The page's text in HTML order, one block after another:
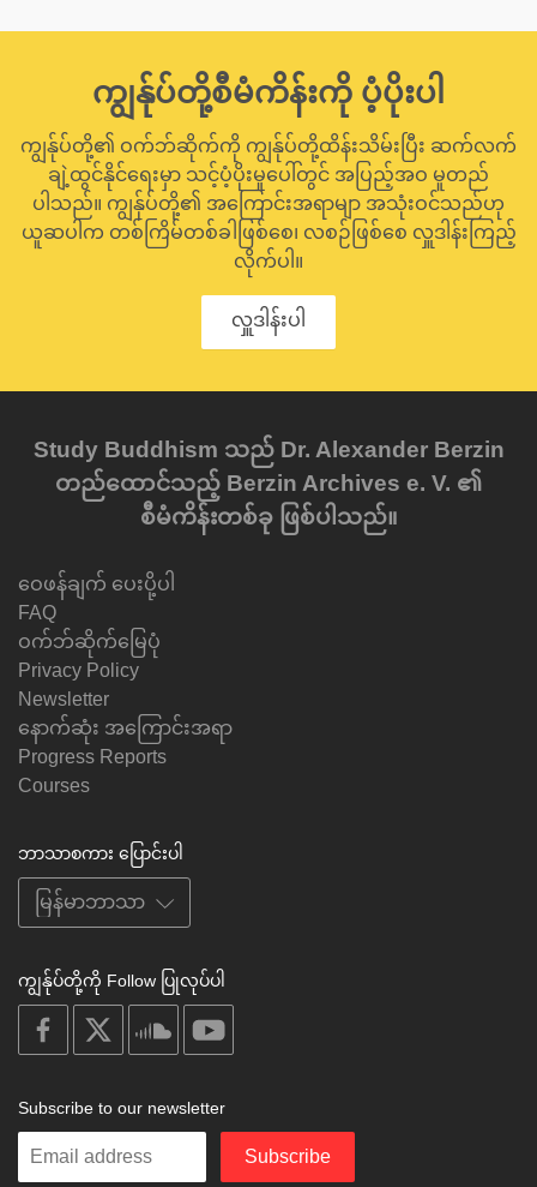
ကျွန်ုပ်တို့စီမံကိန်းကို ပံ့ပိုးပါ
ကျွန်ုပ်တို့၏ ဝက်ဘ်ဆိုက်ကို ကျွန်ုပ်တို့ထိန်းသိမ်းပြီး ဆက်လက်
ချဲ့ထွင်နိုင်ရေးမှာ သင့်ပံ့ပိုးမှုပေါ်တွင် အပြည့်အဝ မူတည်
ပါသည်။ ကျွန်ုပ်တို့၏ အကြောင်းအရာမျာ အသုံးဝင်သည်ဟု
ယူဆပါက တစ်ကြိမ်တစ်ခါဖြစ်စေ၊ လစဉ်ဖြစ်စေ လှူဒါန်းကြည့်
လိုက်ပါ။
လှူဒါန်းပါ
Study Buddhism သည် Dr. Alexander Berzin
တည်ထောင်သည့် Berzin Archives e. V. ၏
စီမံကိန်းတစ်ခု ဖြစ်ပါသည်။
ဝေဖန်ချက် ပေးပို့ပါ
FAQ
ဝက်ဘ်ဆိုက်မြေပုံ
Privacy Policy
Newsletter
နောက်ဆုံး အကြောင်းအရာ
Progress Reports
Courses
ဘာသာစကား ပြောင်းပါ
ကျွန်ုပ်တို့ကို Follow ပြုလုပ်ပါ
on
facebook
soundcloud
Subscribe to our newsletter
Enter
Subscribe